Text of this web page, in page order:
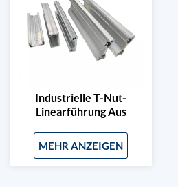
Industrielle T-Nut-
Linearführung Aus
Druckern
MEHR ANZEIGEN